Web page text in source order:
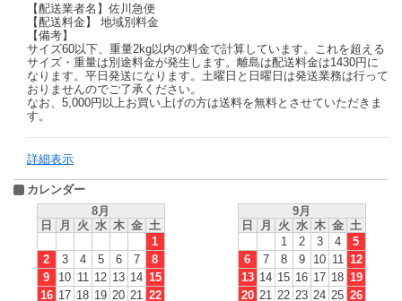
【配送業者名】佐川急便
【配送料金】 地域別料金
【備考】
サイズ60以下、重量2kg以内の料金で計算しています。これを超える
サイズ・重量は別途料金が発生します。離島は配送料金は1430円に
なります。平日発送になります。土曜日と日曜日は発送業務は行って
おりませんのでご了承ください。
なお、5,000円以上お買い上げの方は送料を無料とさせていただきま
す。
詳細表示
カレンダー
8月
日
月 火 水 木 金 土
1
2
3 4 5 6 7
8
9
10 11 12 13 14 15
16 17 18 19 20 21
22
9月
日
月 火 水 木 金 土
1
2 3 4
5
6
7 8 9 10 11
12
13 14 15 16 17 18 19
20 21 22 23 24 25 26